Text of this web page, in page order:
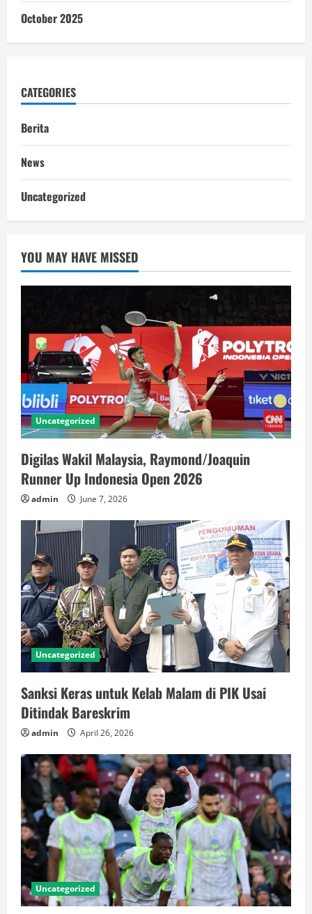
October 2025
CATEGORIES
Berita
News
Uncategorized
YOU MAY HAVE MISSED
Uncategorized
Digilas Wakil Malaysia, Raymond/Joaquin
Runner Up Indonesia Open 2026
admin June 7, 2026
Uncategorized
Sanksi Keras untuk Kelab Malam di PIK Usai
Ditindak Bareskrim
admin April 26, 2026
Uncategorized